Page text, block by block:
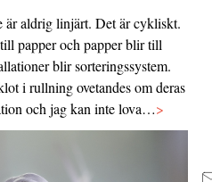
är aldrig linjärt. Det är cykliskt.
papper och papper blir till
blir sorteringssystem.
i rullning ovetandes om deras
och jag kan inte lova…>